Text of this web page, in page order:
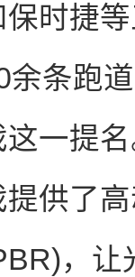
时捷
余条跑
一提
供了
，